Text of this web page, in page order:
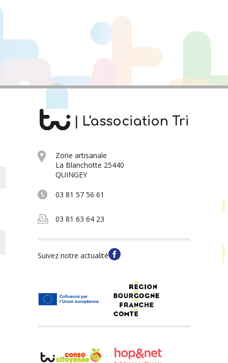
| L'association Tri
Zone artisanale
La Blanchotte 25440
QUINGEY
03 81 57 56 61
03 81 63 64 23
Suivez notre actualité